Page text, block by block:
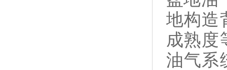
地构造
成熟度
油气系